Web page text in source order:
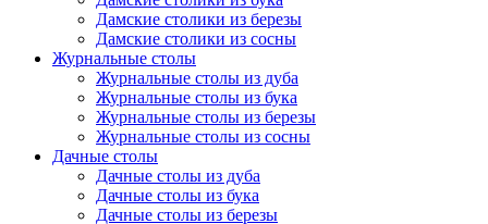
Дамские столики из березы
Дамские столики из сосны
Журнальные столы
Журнальные столы из дуба
Журнальные столы из бука
Журнальные столы из березы
Журнальные столы из сосны
Дачные столы
Дачные столы из дуба
Дачные столы из бука
Дачные столы из березы